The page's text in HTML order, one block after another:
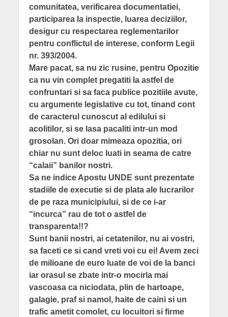
comunitatea, verificarea documentatiei,
participarea la inspectie, luarea deciziilor,
desigur cu respectarea reglementarilor
pentru conflictul de interese, conform Legii
nr. 393/2004.
Mare pacat, sa nu zic rusine, pentru Opozitie
ca nu vin complet pregatiti la astfel de
confruntari si sa faca publice pozitiile avute,
cu argumente legislative cu tot, tinand cont
de caracterul cunoscut al edilului si
acolitilor, si se lasa pacaliti intr-un mod
grosolan. Ori doar mimeaza opozitia, ori
chiar nu sunt deloc luati in seama de catre
“calaii” banilor nostri.
Sa ne indice Apostu UNDE sunt prezentate
stadiile de executie si de plata ale lucrarilor
de pe raza municipiului, si de ce i-ar
“incurca” rau de tot o astfel de
transparenta!!?
Sunt banii nostri, ai cetatenilor, nu ai vostri,
sa faceti ce si cand vreti voi cu ei! Avem zeci
de milioane de euro luate de voi de la banci
iar orasul se zbate intr-o mocirla mai
vascoasa ca niciodata, plin de hartoape,
galagie, praf si namol, haite de caini si un
trafic ametit comolet, cu locuitori si firme